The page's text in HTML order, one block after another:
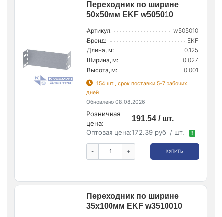
Переходник по ширине
50х50мм EKF w505010
Артикул:
w505010
Бренд:
EKF
Длина, м:
0.125
Ширина, м:
0.027
Высота, м:
0.001
154 шт., срок поставки 5-7 рабочих
дней
Обновлено 08.08.2026
Розничная
цена:
191.54 / шт.
Оптовая цена:172.39 руб. / шт. !
- + КУПИТЬ
Переходник по ширине
35х100мм EKF w3510010